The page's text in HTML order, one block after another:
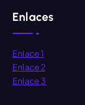
Enlaces
Enlace 1
Enlace 2
Enlace 3